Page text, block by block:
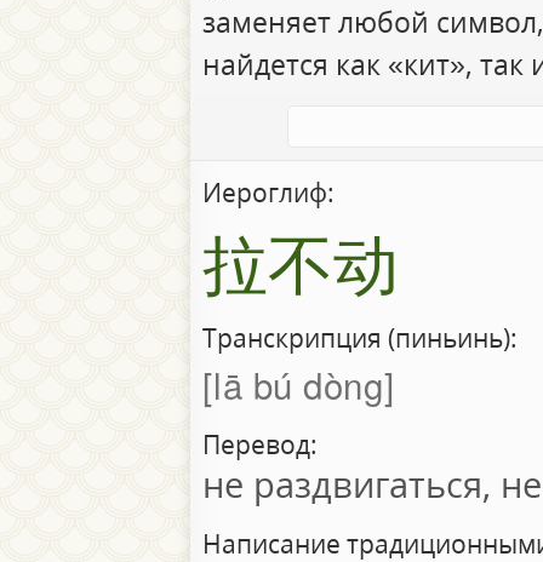
заменяет любой
найдется как «кит», так
Иероглиф:
拉不动
Транскрипция (пиньинь):
lā bú dòng
Перевод:
не раздвигаться,
Написание